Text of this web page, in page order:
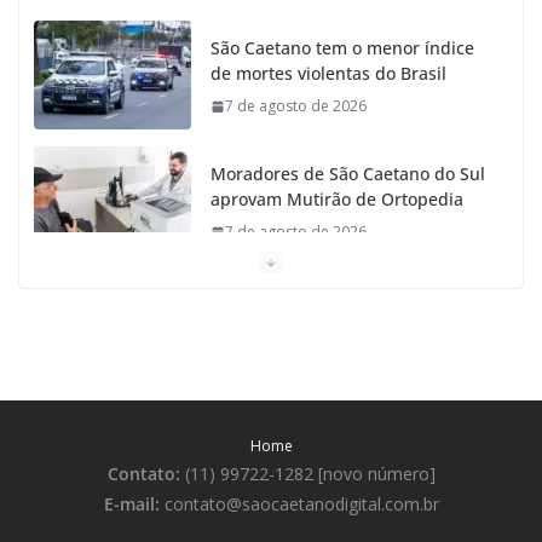
São Caetano tem o menor índice
de mortes violentas do Brasil
7 de agosto de 2026
Moradores de São Caetano do Sul
aprovam Mutirão de Ortopedia
7 de agosto de 2026
do Sul celebra 25 anos
7 de agosto de 2026
Home
Contato: (11) 99722-1282 [novo número]
E-mail: contato@saocaetanodigital.com.br